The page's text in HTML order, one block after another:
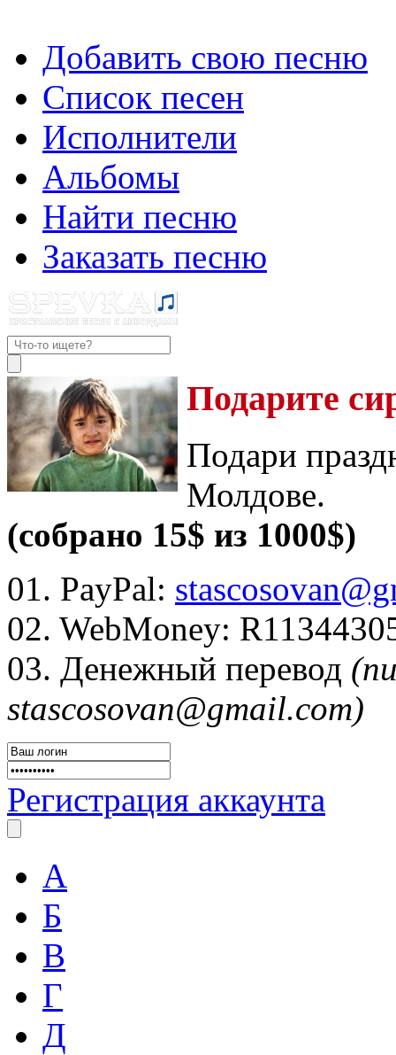
Добавить свою песню
Список песен
Исполнители
Альбомы
Найти песню
Заказать песню
Подарите
Подари
Молдове.
(собрано 15$ из 1000$)
01. PayPal:
02. WebMoney:
03. Денежный перевод
stascosovan@gmail.com)
Регистрация аккаунта
А
Б
В
Г
Д